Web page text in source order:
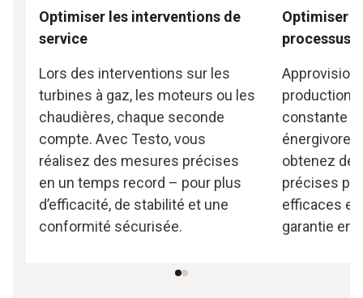
Optimiser les interventions de
service
Lors des interventions sur les
turbines à gaz, les moteurs ou les
chaudières, chaque seconde
compte. Avec Testo, vous
réalisez des mesures précises
en un temps record – pour plus
d’efficacité, de stabilité et une
conformité sécurisée.
Optimiser
processus
production
constante
énergivores
obtenez
précises
efficaces et
garantie en